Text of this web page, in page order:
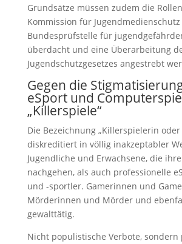
Grundsätze müssen zudem die
Kommission für
Bundesprüfstelle für
überdacht und eine Überarbeitung
Jugendschutzgesetzes angestrebt
Gegen die
eSport und
„Killerspiele“
Die Bezeichnung „Killerspielerin
diskreditiert in völlig inakzeptabler
Jugendliche und Erwachsene, die
nachgehen, als auch professionelle
und -sportler. Gamerinnen und
Mörderinnen und Mörder und
gewalttätig.
Nicht populistische Verbote, sondern